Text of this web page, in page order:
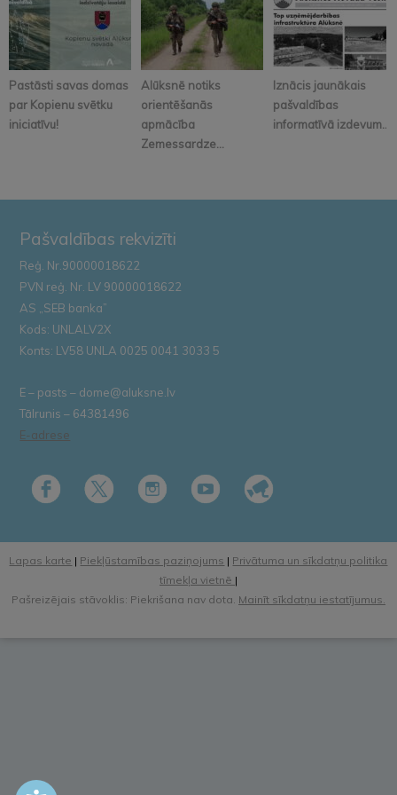
Pastāsti savas domas
par Kopienu svētku
iniciatīvu!
Alūksnē notiks
orientēšanās
apmācība
Zemessardze...
Iznācis jaunākais
pašvaldības
informatīvā izdevum...
Pašvaldības rekvizīti
Reģ. Nr.90000018622
PVN reģ. Nr. LV 90000018622
AS „SEB banka”
Kods: UNLALV2X
Konts: LV58 UNLA 0025 0041 3033 5
E – pasts – dome@aluksne.lv
Tālrunis – 64381496
E-adrese
Lapas karte | Piekļūstamības paziņojums | Privātuma un sīkdatņu politika
tīmekļa vietnē |
Pašreizējais stāvoklis: Piekrišana nav dota. Mainīt sīkdatņu iestatījumus.